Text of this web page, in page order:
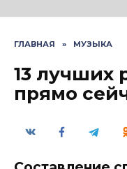
ГЛАВНАЯ » МУЗЫКА
13 лучших
прямо